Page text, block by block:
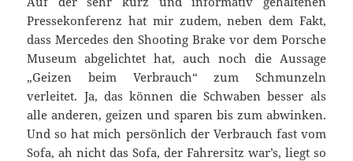
Pressekonferenz hat mir zudem, neben dem Fakt,
dass Mercedes den Shooting Brake vor dem Porsche
Museum abgelichtet hat, auch noch die Aussage
„Geizen beim Verbrauch“ zum Schmunzeln
verleitet. Ja, das können die Schwaben besser als
alle anderen, geizen und sparen bis zum abwinken.
Und so hat mich persönlich der Verbrauch fast vom
Sofa, ah nicht das Sofa, der Fahrersitz war’s, liegt so